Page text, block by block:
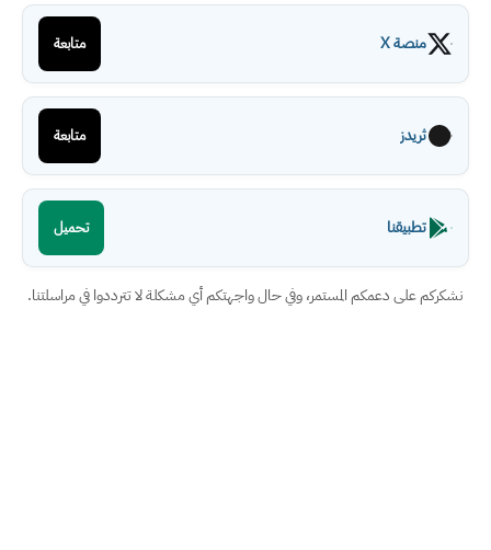
منصة X متابعة
ثريدز متابعة
تطبيقنا تحميل
نشكركم على دعمكم المستمر، وفي حال واجهتكم أي مشكلة لا تترددوا في مراسلتنا.